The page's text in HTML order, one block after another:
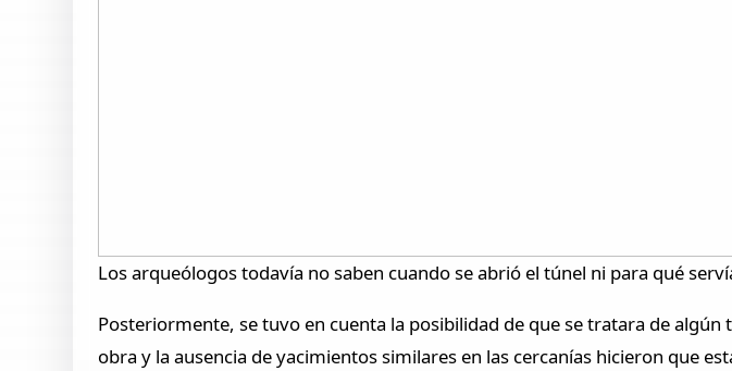
Los arqueólogos todavía no saben cuando se abrió el túnel ni para qué
Posteriormente, se tuvo en cuenta la posibilidad de que se tratara de
obra y la ausencia de yacimientos similares en las cercanías hicieron que